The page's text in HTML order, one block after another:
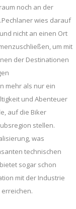
noch an der
wies darauf
nicht an einen Ort
um mit
der Destinationen
mehr als nur ein
und Abenteuer
auf die Biker
stellen.
was
technischen
sogar schon
mit der Industrie